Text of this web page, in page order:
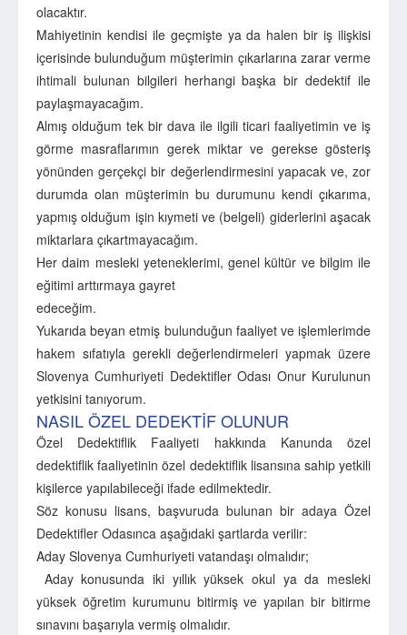
olacaktır.
Mahiyetinin kendisi ile geçmişte ya da halen bir iş ilişkisi
içerisinde bulunduğum müşterimin çıkarlarına zarar verme
ihtimali bulunan bilgileri herhangi başka bir dedektif ile
paylaşmayacağım.
Almış olduğum tek bir dava ile ilgili ticari faaliyetimin ve iş
görme masraflarımın gerek miktar ve gerekse gösteriş
yönünden gerçekçi bir değerlendirmesini yapacak ve, zor
durumda olan müşterimin bu durumunu kendi çıkarıma,
yapmış olduğum işin kıymeti ve (belgeli) giderlerini aşacak
miktarlara çıkartmayacağım.
Her daim mesleki yeteneklerimi, genel kültür ve bilgim ile
eğitimi arttırmaya gayret
edeceğim.
Yukarıda beyan etmiş bulunduğun faaliyet ve işlemlerimde
hakem sıfatıyla gerekli değerlendirmeleri yapmak üzere
Slovenya Cumhuriyeti Dedektifler Odası Onur Kurulunun
yetkisini tanıyorum.
NASIL ÖZEL DEDEKTİF OLUNUR
Özel Dedektiflik Faaliyeti hakkında Kanunda özel
dedektiflik faaliyetinin özel dedektiflik lisansına sahip yetkili
kişilerce yapılabileceği ifade edilmektedir.
Söz konusu lisans, başvuruda bulunan bir adaya Özel
Dedektifler Odasınca aşağıdaki şartlarda verilir:
Aday Slovenya Cumhuriyeti vatandaşı olmalıdır;
Aday konusunda iki yıllık yüksek okul ya da mesleki
yüksek öğretim kurumunu bitirmiş ve yapılan bir bitirme
sınavını başarıyla vermiş olmalıdır.